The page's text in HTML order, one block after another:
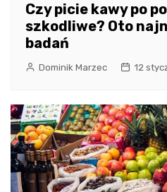
Czy picie kawy po
szkodliwe? Oto
badań
Dominik Marzec 12